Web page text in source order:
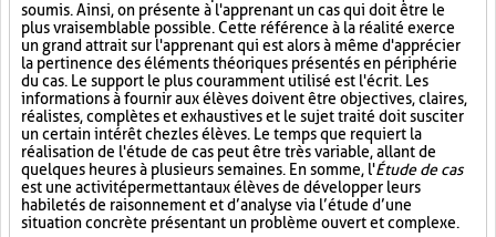
soumis. Ainsi, on présente à l'apprenant un cas qui doit être le
plus vraisemblable possible. Cette référence à la réalité exerce
un grand attrait sur l'apprenant qui est alors à même d'apprécier
la pertinence des éléments théoriques présentés en périphérie
du cas. Le support le plus couramment utilisé est l'écrit. Les
informations à fournir aux élèves doivent être objectives, claires,
réalistes, complètes et exhaustives et le sujet traité doit susciter
un certain intérêt chez les élèves. Le temps que requiert la
réalisation de l'étude de cas peut être très variable, allant de
quelques heures à plusieurs semaines. En somme, l'Étude de cas
est une activité permettant aux élèves de développer leurs
habiletés de raisonnement et d’analyse via l’étude d’une
situation concrète présentant un problème ouvert et complexe.